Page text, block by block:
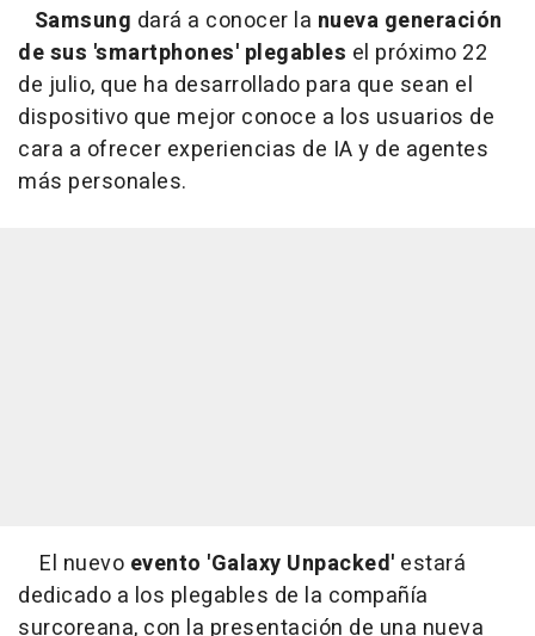
Samsung dará a conocer la nueva generación
de sus 'smartphones' plegables el próximo 22
de julio, que ha desarrollado para que sean el
dispositivo que mejor conoce a los usuarios de
cara a ofrecer experiencias de IA y de agentes
más personales.
El nuevo evento 'Galaxy Unpacked' estará
dedicado a los plegables de la compañía
surcoreana, con la presentación de una nueva